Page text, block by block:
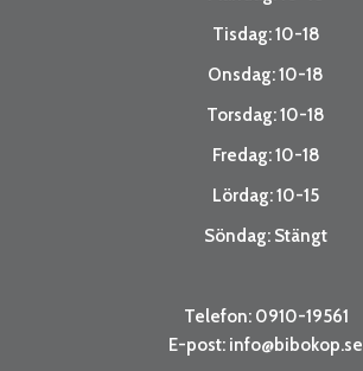
Tisdag: 10-18
Onsdag: 10-18
Torsdag: 10-18
Fredag: 10-18
Lördag: 10-15
Söndag: Stängt
Telefon: 0910-19561
E-post: info@bibokop.se